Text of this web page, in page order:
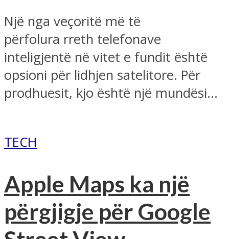
Një nga veçoritë më të
përfolura rreth telefonave
inteligjentë në vitet e fundit është
opsioni për lidhjen satelitore. Për
prodhuesit, kjo është një mundësi...
TECH
Apple Maps ka një
përgjigje për Google